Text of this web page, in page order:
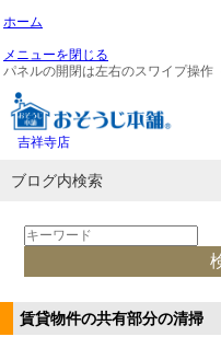
ホーム
メニューを閉じる
パネルの開閉は左右のスワイプ操作
吉祥寺店
ブログ内検索
賃貸物件の共有部分の清掃